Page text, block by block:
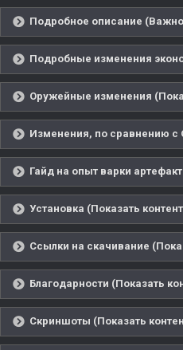
Подробное описание
Подробные изменения
Оружейные изменения
Изменения, по сравнению с
Гайд на опыт варки
Установка (Показать
Ссылки на скачивание
Благодарности (Показать
Скриншоты (Показать